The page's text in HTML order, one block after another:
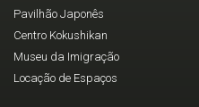
Pavilhão Japonês
Centro Kokushikan
Museu da Imigração
Locação de Espaços